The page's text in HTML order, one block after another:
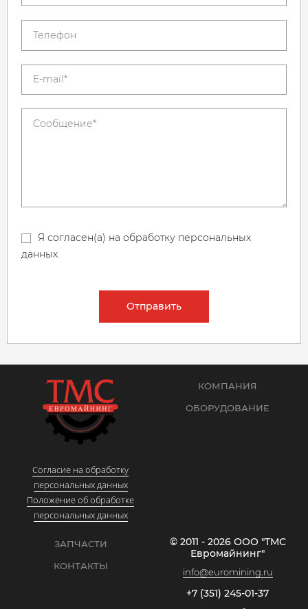
Я согласен(а) на обработку персональных
данных.
Отправить
Согласие на обработку
персональных данных
Положение об обработке
персональных данных
КОМПАНИЯ
ОБОРУДОВАНИЕ
ЗАПЧАСТИ
КОНТАКТЫ
© 2011 - 2026 ООО "ТМС
Евромайнинг"
info@euromining.ru
+7 (351) 245-01-37